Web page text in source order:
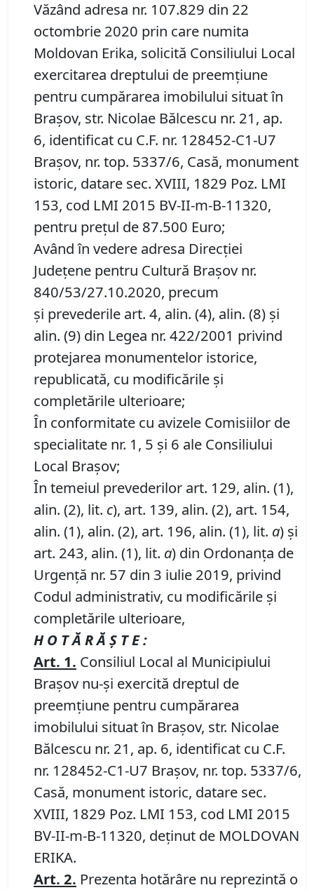
Văzând adresa nr. 107.829 din 22
octombrie 2020 prin care numita
Moldovan Erika, solicită Consiliului Local
exercitarea dreptului de preemţiune
pentru cumpărarea imobilului situat în
Braşov, str. Nicolae Bălcescu nr. 21, ap.
6, identificat cu C.F. nr. 128452-C1-U7
Braşov, nr. top. 5337/6, Casă, monument
istoric, datare sec. XVIII, 1829 Poz. LMI
153, cod LMI 2015 BV-II-m-B-11320,
pentru preţul de 87.500 Euro;
Având în vedere adresa Direcţiei
Judeţene pentru Cultură Braşov nr.
840/53/27.10.2020, precum
și prevederile art. 4, alin. (4), alin. (8) şi
alin. (9) din Legea nr. 422/2001 privind
protejarea monumentelor istorice,
republicată, cu modificările şi
completările ulterioare;
În conformitate cu avizele Comisiilor de
specialitate nr. 1, 5 și 6 ale Consiliului
Local Brașov;
În temeiul prevederilor art. 129, alin. (1),
alin. (2), lit. c), art. 139, alin. (2), art. 154,
alin. (1), alin. (2), art. 196, alin. (1), lit. a) și
art. 243, alin. (1), lit. a) din Ordonanța de
Urgență nr. 57 din 3 iulie 2019, privind
Codul administrativ, cu modificările și
completările ulterioare,
H O T Ă R Ă Ş T E :
Art. 1. Consiliul Local al Municipiului
Braşov nu-şi exercită dreptul de
preemţiune pentru cumpărarea
imobilului situat în Braşov, str. Nicolae
Bălcescu nr. 21, ap. 6, identificat cu C.F.
nr. 128452-C1-U7 Braşov, nr. top. 5337/6,
Casă, monument istoric, datare sec.
XVIII, 1829 Poz. LMI 153, cod LMI 2015
BV-II-m-B-11320, deţinut de MOLDOVAN
ERIKA.
Art. 2. Prezenta hotărâre nu reprezintă o